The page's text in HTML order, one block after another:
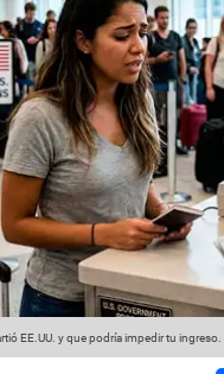
EE.UU. y que podría impedir tu ingreso.